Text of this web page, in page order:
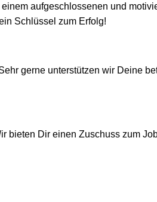
aufgeschlossenen und
Schlüssel zum Erfolg!
gerne unterstützen wir Deine
bieten Dir einen Zuschuss zum